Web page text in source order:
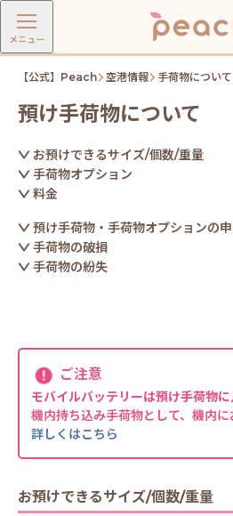
メニュー
【公式】Peach 空港情報 手荷物について
預け手荷物について
お預けできるサイズ/個数/重量
手荷物オプション
料金
預け手荷物・手荷物オプションの
手荷物の破損
手荷物の紛失
ご注意
モバイルバッテリーは預け手荷物
機内持ち込み手荷物として、機内に
詳しくはこちら
お預けできるサイズ/個数/重量